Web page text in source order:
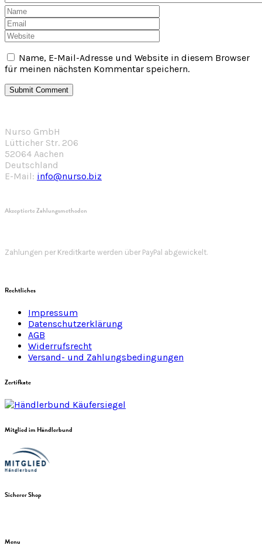
Name, E-Mail-Adresse und Website in diesem Browser
für meinen nächsten Kommentar speichern.
Nurso GmbH
Lütticher Str. 206
52064 Aachen
Deutschland
E-Mail: info@nurso.biz
Akzeptierte Zahlungsmethoden
Zahlungen per Kreditkarte werden über PayPal abgewickelt.
Rechtliches
Impressum
Datenschutzerklärung
AGB
Widerrufsrecht
Versand- und Zahlungsbedingungen
Zertifkate
Mitglied im Händlerbund
Sicherer Shop
Menu